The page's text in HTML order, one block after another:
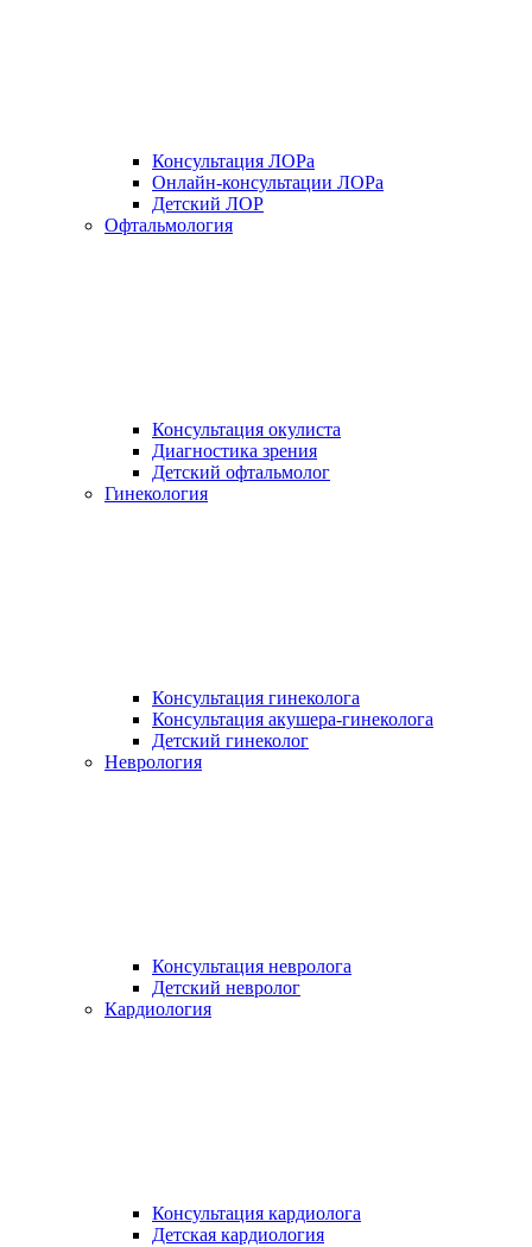
Консультация ЛОРа
Онлайн-консультации ЛОРа
Детский ЛОР
Офтальмология
Консультация окулиста
Диагностика зрения
Детский офтальмолог
Гинекология
Консультация гинеколога
Консультация акушера-гинеколога
Детский гинеколог
Неврология
Консультация невролога
Детский невролог
Кардиология
Консультация кардиолога
Детская кардиология